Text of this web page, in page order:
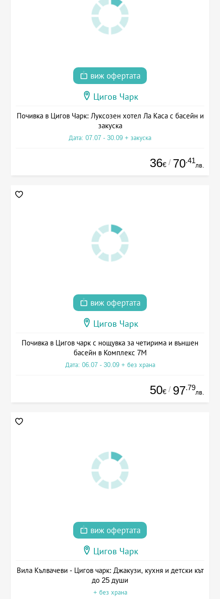
виж офертата
Цигов Чарк
Почивка в Цигов Чарк: Луксозен хотел Ла Каса с басейн и
закуска
Дата: 07.07 - 30.09 + закуска
36€ / 70.41
лв.
виж офертата
Цигов Чарк
Почивка в Цигов чарк с нощувка за четирима и външен
басейн в Комплекс 7М
Дата: 06.07 - 30.09 + без храна
50€ / 97.79
лв.
виж офертата
Цигов Чарк
Вила Кълвачеви - Цигов чарк: Джакузи, кухня и детски кът
до 25 души
+ без храна